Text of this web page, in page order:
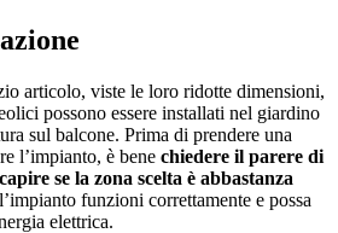
articolo, viste le loro ridotte dimensioni,
possono essere installati nel giardino
sul balcone. Prima di prendere una
l’impianto, è bene chiedere il parere di
se la zona scelta è abbastanza
funzioni correttamente e possa
elettrica.